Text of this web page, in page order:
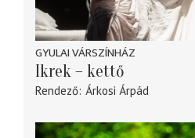
GYULAI VÁRSZÍNHÁZ
Ikrek – kettő
Rendező Árkosi Árpád